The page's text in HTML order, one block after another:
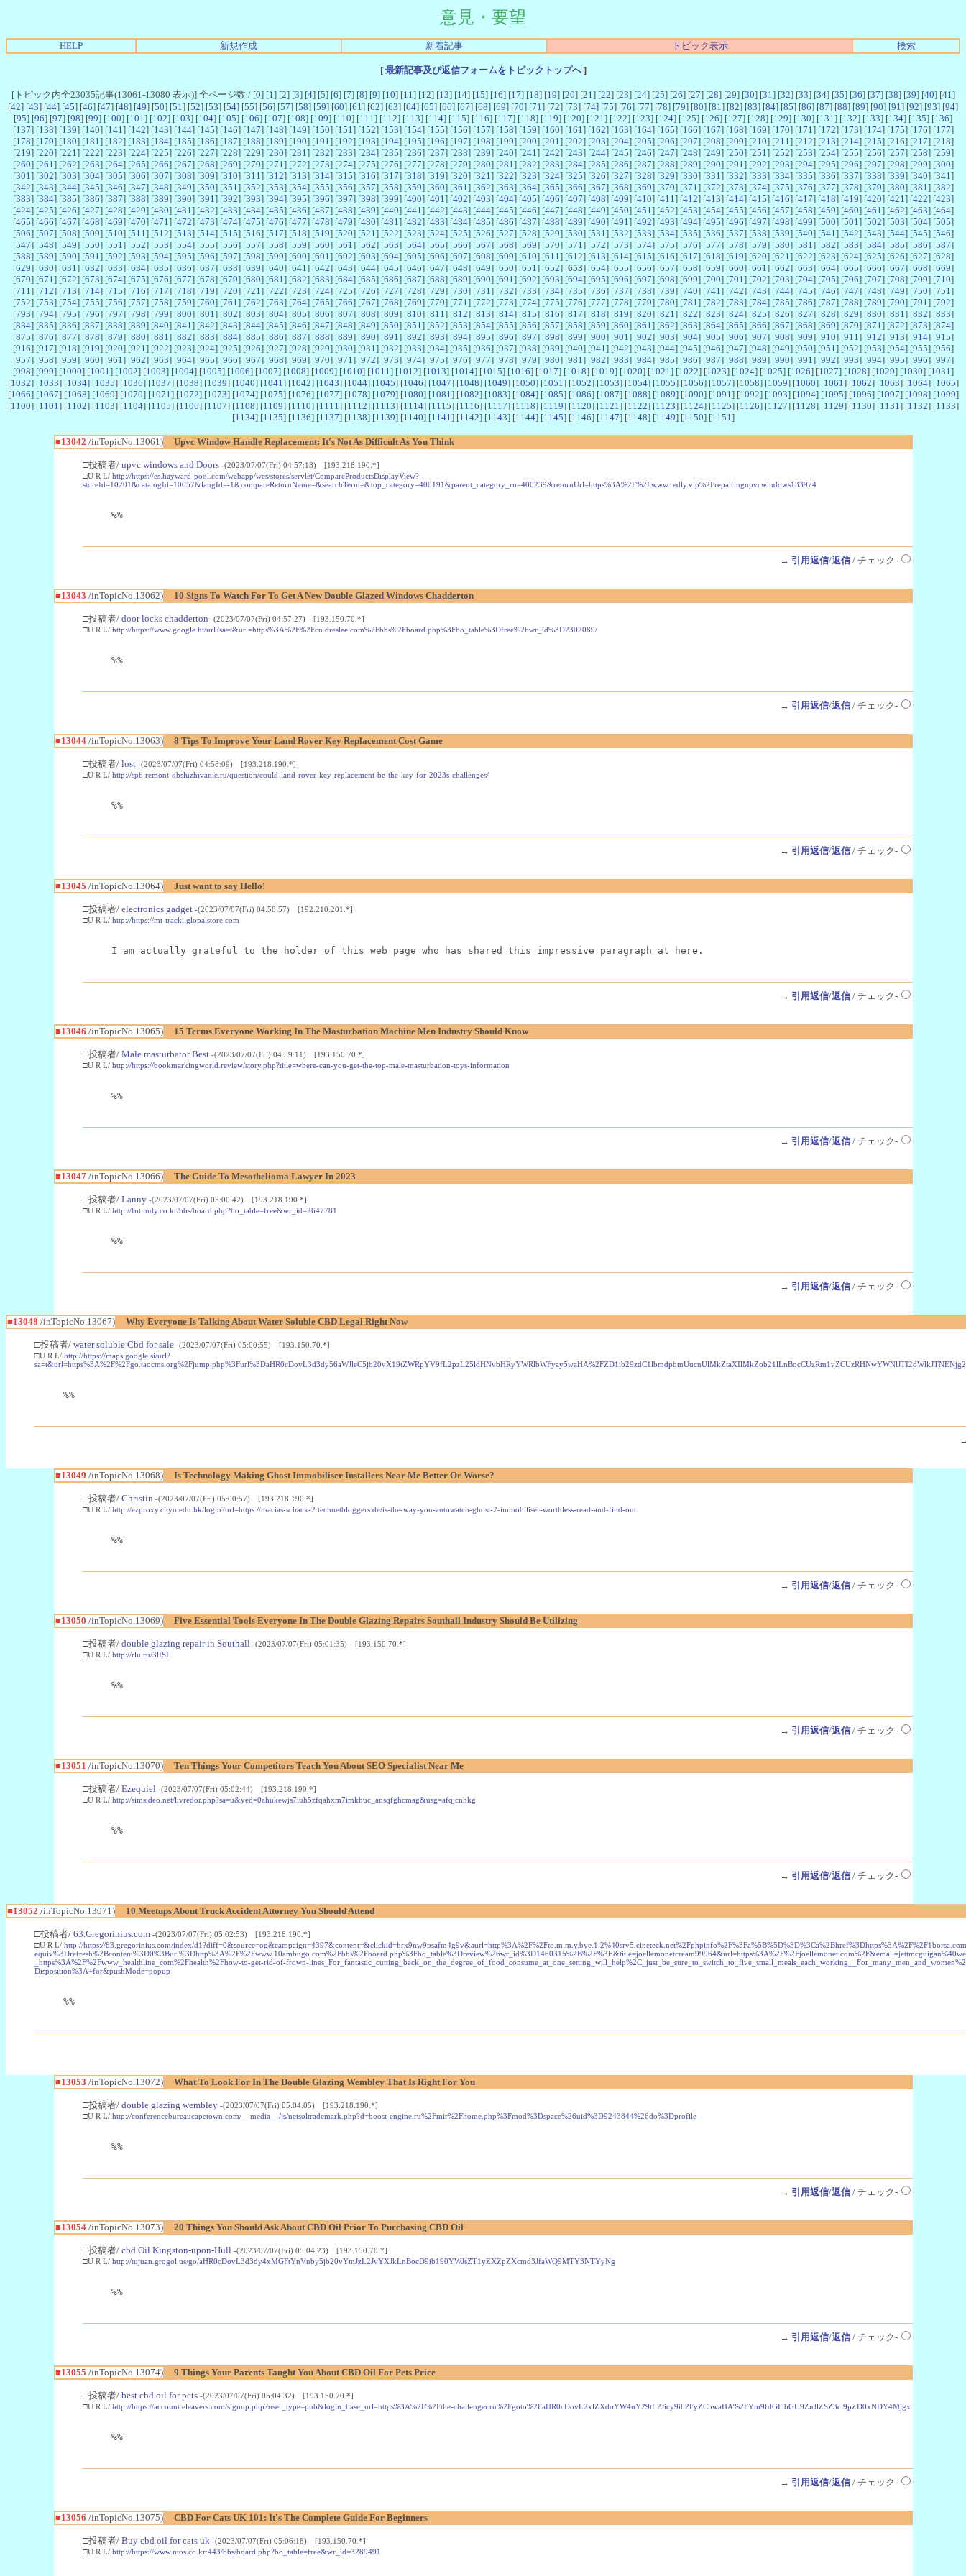
意見・要望
HELP 新規作成 新着記事 トピック表示 検索
[最新記事及び返信フォームをトピックトップへ]
[トピック内全23035記事(13061-13080 表示)] 全ページ数 / [0] [1 ] [2] [3] [4] [5] [6] [7] [8] [9] [10] [11 ] [12] [13] [14] [15] [16] [17] [18] [19] [20] [21 ] [22] [23] [24] [25] [26] [27] [28] [29] [30] [31 ] [32] [33] [34] [35] [36] [37] [38] [39] [40] [41 ]
[42] [43] [44] [45] [46] [47] [48] [49] [50] [51 ] [52] [53] [54] [55] [56] [57] [58] [59] [60] [61 ] [62] [63] [64] [65] [66] [67] [68] [69] [70] [71 ] [72] [73] [74] [75] [76] [77] [78] [79] [80] [81 ] [82] [83] [84] [85] [86] [87] [88] [89] [90] [91 ] [92] [93] [94]
[95] [96] [97] [98] [99] [100] [101 ] [102] [103] [104] [105] [106] [107] [108] [109] [110] [111 ] [112] [113] [114] [115] [116] [117] [118] [119] [120] [121 ] [122] [123] [124] [125] [126] [127] [128] [129] [130] [131 ] [132] [133] [134] [135] [136]
[137] [138] [139] [140] [141 ] [142] [143] [144] [145] [146] [147] [148] [149] [150] [151 ] [152] [153] [154] [155] [156] [157] [158] [159] [160] [161 ] [162] [163] [164] [165] [166] [167] [168] [169] [170] [171 ] [172] [173] [174] [175] [176] [177]
[178] [179] [180] [181 ] [182] [183] [184] [185] [186] [187] [188] [189] [190] [191 ] [192] [193] [194] [195] [196] [197] [198] [199] [200] [201 ] [202] [203] [204] [205] [206] [207] [208] [209] [210] [211 ] [212] [213] [214] [215] [216] [217] [218]
[219] [220] [221 ] [222] [223] [224] [225] [226] [227] [228] [229] [230] [231 ] [232] [233] [234] [235] [236] [237] [238] [239] [240] [241 ] [242] [243] [244] [245] [246] [247] [248] [249] [250] [251 ] [252] [253] [254] [255] [256] [257] [258] [259]
[260] [261 ] [262] [263] [264] [265] [266] [267] [268] [269] [270] [271 ] [272] [273] [274] [275] [276] [277] [278] [279] [280] [281 ] [282] [283] [284] [285] [286] [287] [288] [289] [290] [291 ] [292] [293] [294] [295] [296] [297] [298] [299] [300]
[301 ] [302] [303] [304] [305] [306] [307] [308] [309] [310] [311 ] [312] [313] [314] [315] [316] [317] [318] [319] [320] [321 ] [322] [323] [324] [325] [326] [327] [328] [329] [330] [331 ] [332] [333] [334] [335] [336] [337] [338] [339] [340] [341 ]
[342] [343] [344] [345] [346] [347] [348] [349] [350] [351 ] [352] [353] [354] [355] [356] [357] [358] [359] [360] [361 ] [362] [363] [364] [365] [366] [367] [368] [369] [370] [371 ] [372] [373] [374] [375] [376] [377] [378] [379] [380] [381 ] [382]
[383] [384] [385] [386] [387] [388] [389] [390] [391 ] [392] [393] [394] [395] [396] [397] [398] [399] [400] [401 ] [402] [403] [404] [405] [406] [407] [408] [409] [410] [411 ] [412] [413] [414] [415] [416] [417] [418] [419] [420] [421 ] [422] [423]
[424] [425] [426] [427] [428] [429] [430] [431 ] [432] [433] [434] [435] [436] [437] [438] [439] [440] [441 ] [442] [443] [444] [445] [446] [447] [448] [449] [450] [451 ] [452] [453] [454] [455] [456] [457] [458] [459] [460] [461 ] [462] [463] [464]
[465] [466] [467] [468] [469] [470] [471 ] [472] [473] [474] [475] [476] [477] [478] [479] [480] [481 ] [482] [483] [484] [485] [486] [487] [488] [489] [490] [491 ] [492] [493] [494] [495] [496] [497] [498] [499] [500] [501 ] [502] [503] [504] [505]
[506] [507] [508] [509] [510] [511 ] [512] [513] [514] [515] [516] [517] [518] [519] [520] [521 ] [522] [523] [524] [525] [526] [527] [528] [529] [530] [531 ] [532] [533] [534] [535] [536] [537] [538] [539] [540] [541 ] [542] [543] [544] [545] [546]
[547] [548] [549] [550] [551 ] [552] [553] [554] [555] [556] [557] [558] [559] [560] [561 ] [562] [563] [564] [565] [566] [567] [568] [569] [570] [571 ] [572] [573] [574] [575] [576] [577] [578] [579] [580] [581 ] [582] [583] [584] [585] [586] [587]
[588] [589] [590] [591 ] [592] [593] [594] [595] [596] [597] [598] [599] [600] [601 ] [602] [603] [604] [605] [606] [607] [608] [609] [610] [611 ] [612] [613] [614] [615] [616] [617] [618] [619] [620] [621 ] [622] [623] [624] [625] [626] [627] [628]
[629] [630] [631 ] [632] [633] [634] [635] [636] [637] [638] [639] [640] [641 ] [642] [643] [644] [645] [646] [647] [648] [649] [650] [651 ] [652] [653] [654] [655] [656] [657] [658] [659] [660] [661 ] [662] [663] [664] [665] [666] [667] [668] [669]
[670] [671 ] [672] [673] [674] [675] [676] [677] [678] [679] [680] [681 ] [682] [683] [684] [685] [686] [687] [688] [689] [690] [691 ] [692] [693] [694] [695] [696] [697] [698] [699] [700] [701 ] [702] [703] [704] [705] [706] [707] [708] [709] [710]
[711 ] [712] [713] [714] [715] [716] [717] [718] [719] [720] [721 ] [722] [723] [724] [725] [726] [727] [728] [729] [730] [731 ] [732] [733] [734] [735] [736] [737] [738] [739] [740] [741 ] [742] [743] [744] [745] [746] [747] [748] [749] [750] [751 ]
[752] [753] [754] [755] [756] [757] [758] [759] [760] [761 ] [762] [763] [764] [765] [766] [767] [768] [769] [770] [771 ] [772] [773] [774] [775] [776] [777] [778] [779] [780] [781 ] [782] [783] [784] [785] [786] [787] [788] [789] [790] [791 ] [792]
[793] [794] [795] [796] [797] [798] [799] [800] [801 ] [802] [803] [804] [805] [806] [807] [808] [809] [810] [811 ] [812] [813] [814] [815] [816] [817] [818] [819] [820] [821 ] [822] [823] [824] [825] [826] [827] [828] [829] [830] [831 ] [832] [833]
[834] [835] [836] [837] [838] [839] [840] [841 ] [842] [843] [844] [845] [846] [847] [848] [849] [850] [851 ] [852] [853] [854] [855] [856] [857] [858] [859] [860] [861 ] [862] [863] [864] [865] [866] [867] [868] [869] [870] [871 ] [872] [873] [874]
[875] [876] [877] [878] [879] [880] [881 ] [882] [883] [884] [885] [886] [887] [888] [889] [890] [891 ] [892] [893] [894] [895] [896] [897] [898] [899] [900] [901 ] [902] [903] [904] [905] [906] [907] [908] [909] [910] [911 ] [912] [913] [914] [915]
[916] [917] [918] [919] [920] [921 ] [922] [923] [924] [925] [926] [927] [928] [929] [930] [931 ] [932] [933] [934] [935] [936] [937] [938] [939] [940] [941 ] [942] [943] [944] [945] [946] [947] [948] [949] [950] [951 ] [952] [953] [954] [955] [956]
[957] [958] [959] [960] [961 ] [962] [963] [964] [965] [966] [967] [968] [969] [970] [971 ] [972] [973] [974] [975] [976] [977] [978] [979] [980] [981 ] [982] [983] [984] [985] [986] [987] [988] [989] [990] [991 ] [992] [993] [994] [995] [996] [997]
[998] [999] [1000] [1001 ] [1002] [1003] [1004] [1005] [1006] [1007] [1008] [1009] [1010] [1011 ] [1012] [1013] [1014] [1015] [1016] [1017] [1018] [1019] [1020] [1021 ] [1022] [1023] [1024] [1025] [1026] [1027] [1028] [1029] [1030] [1031 ]
[1032] [1033] [1034] [1035] [1036] [1037] [1038] [1039] [1040] [1041 ] [1042] [1043] [1044] [1045] [1046] [1047] [1048] [1049] [1050] [1051 ] [1052] [1053] [1054] [1055] [1056] [1057] [1058] [1059] [1060] [1061 ] [1062] [1063] [1064] [1065]
[1066] [1067] [1068] [1069] [1070] [1071 ] [1072] [1073] [1074] [1075] [1076] [1077] [1078] [1079] [1080] [1081 ] [1082] [1083] [1084] [1085] [1086] [1087] [1088] [1089] [1090] [1091 ] [1092] [1093] [1094] [1095] [1096] [1097] [1098] [1099]
[1100] [1101 ] [1102] [1103] [1104] [1105] [1106] [1107] [1108] [1109] [1110] [1111 ] [1112] [1113] [1114] [1115] [1116] [1117] [1118] [1119] [1120] [1121 ] [1122] [1123] [1124] [1125] [1126] [1127] [1128] [1129] [1130] [1131 ] [1132] [1133]
[1134] [1135] [1136] [1137] [1138] [1139] [1140] [1141 ] [1142] [1143] [1144] [1145] [1146] [1147] [1148] [1149] [1150] [1151 ]
■13042 /inTopicNo.13061) Upvc Window Handle Replacement: It's Not As Difficult As You Think
□投稿者/ upvc windows and Doors -(2023/07/07(Fri) 04:57:18) [193.218.190.*]
□U R L/ http://https://es.hayward-pool.com/webapp/wcs/stores/servlet/CompareProductsDisplayView?
storeId=10201&catalogId=10057&langId=-1&compareReturnName=&searchTerm=&top_category=400191&parent_category_rn=400239&returnUrl=https%3A%2F%2Fwww.redly.vip%2Frepairingupvcwindows133974
%%
→ 引用返信/返信/ チェック-
■13043 /inTopicNo.13062) 10 Signs To Watch For To Get A New Double Glazed Windows Chadderton
□投稿者/ door locks chadderton -(2023/07/07(Fri) 04:57:27) [193.150.70.*]
□U R L/ http://https://www.google.ht/url?sa=t&url=https%3A%2F%2Fcn.dreslee.com%2Fbbs%2Fboard.php%3Fbo_table%3Dfree%26wr_id%3D2302089/
%%
→ 引用返信/返信/ チェック-
■13044/inTopicNo.13063) 8 Tips To Improve Your Land Rover Key Replacement Cost Game
□投稿者/ lost -(2023/07/07(Fri) 04:58:09) [193.218.190.*]
□U R L/ http://spb.remont-obsluzhivanie.ru/question/could-land-rover-key-replacement-be-the-key-for-2023s-challenges/
%%
→ 引用返信/返信/ チェック-
■13045 /inTopicNo.13064) Just want to say Hello!
□投稿者/ electronics gadget -(2023/07/07(Fri) 04:58:57) [192.210.201.*]
□U R L/ http://https://mt-tracki.glopalstore.com
I am actually grateful to the holder of this web page who has shared this impressive paragraph at here.
→ 引用返信/返信/ チェック-
■13046 /inTopicNo.13065) 15 Terms Everyone Working In The Masturbation Machine Men Industry Should Know
□投稿者/ Male masturbator Best -(2023/07/07(Fri) 04:59:11) [193.150.70.*]
□U R L/ http://https://bookmarkingworld.review/story.php?title=where-can-you-get-the-top-male-masturbation-toys-information
%%
→ 引用返信/返信/ チェック-
■13047/inTopicNo.13066) The Guide To Mesothelioma Lawyer In 2023
□投稿者/ Lanny -(2023/07/07(Fri) 05:00:42) [193.218.190.*]
□U R L/ http://fnt.mdy.co.kr/bbs/board.php?bo_table=free&wr_id=2647781
%%
→ 引用返信/返信/ チェック-
■13048 /inTopicNo.13067) Why Everyone Is Talking About Water Soluble CBD Legal Right Now
□投稿者/ water soluble Cbd for sale -(2023/07/07(Fri) 05:00:55) [193.150.70.*]
□U R L/ http://https://maps.google.si/url?
%%
■13049 /inTopicNo.13068) Is Technology Making Ghost Immobiliser Installers Near Me Better Or Worse?
□投稿者/ Christin -(2023/07/07(Fri) 05:00:57) [193.218.190.*]
□U R L/ http://ezproxy.cityu.edu.hk/login?url=https://macias-schack-2.technetbloggers.de/is-the-way-you-autowatch-ghost-2-immobiliser-worthless-read-and-find-out
%%
→ 引用返信/返信/ チェック-
■13050 /inTopicNo.13069) Five Essential Tools Everyone In The Double Glazing Repairs Southall Industry Should Be Utilizing
□投稿者/ double glazing repair in Southall -(2023/07/07(Fri) 05:01:35) [193.150.70.*]
□U R L/ http://rlu.ru/3lISI
%%
→ 引用返信/返信/ チェック-
■13051 /inTopicNo.13070) Ten Things Your Competitors Teach You About SEO Specialist Near Me
□投稿者/ Ezequiel -(2023/07/07(Fri) 05:02:44) [193.218.190.*]
□U R L/ http://simsideo.net/livredor.php?sa=u&ved=0ahukewjs7iuh5zfqahxm7imkhuc_ansqfghcmag&usg=afqjcnhkg
%%
→ 引用返信/返信/ チェック-
■13052 /inTopicNo.13071) 10 Meetups About Truck Accident Attorney You Should Attend
□投稿者/ 63.Gregorinius.com -(2023/07/07(Fri) 05:02:53) [193.218.190.*]
□U R L/ http://https://63.gregorinius.com/index/
_https%3A%2F%2Fwww_healthline_com%2Fhealth%2Fhow-to-get-rid-of-frown-
Disposition%3A+for&pushMode=popup
%%
■13053 /inTopicNo.13072) What To Look For In The Double Glazing Wembley That Is Right For You
□投稿者/ double glazing wembley -(2023/07/07(Fri) 05:04:05) [193.218.190.*]
□U R L/ http://conferencebureaucapetown.com/__media__/js/netsoltrademark.php?d=boost-engine.ru%2Fmir%2Fhome.php%3Fmod%3Dspace%26uid%3D9243844%26do%3Dprofile
%%
→ 引用返信/返信/ チェック-
■13054/inTopicNo.13073) 20 Things You Should Ask About CBD Oil Prior To Purchasing CBD Oil
□投稿者/ cbd Oil Kingston-upon-Hull -(2023/07/07(Fri) 05:04:23) [193.150.70.*]
□U R L/ http://tujuan.grogol.us/go/aHR0cDovL3d3dy4xMGFtYnVnby5jb20vYmJzL2JvYXJkLnBocD9ib190YWJsZT1yZXZpZXcmd3JfaWQ9MTY3NTYyNg
%%
→ 引用返信/返信/ チェック-
■13055 /inTopicNo.13074) 9 Things Your Parents Taught You About CBD Oil For Pets Price
□投稿者/ best cbd oil for pets -(2023/07/07(Fri) 05:04:32) [193.150.70.*]
□U R L/ http://https://account.eleavers.com/signup.php?user_type=pub&login_base_url=https%3A%2F%2Fthe-challenger.ru%2Fgoto%2FaHR0cDovL2xlZXdoYW4uY29tL2Jicy9ib2FyZC5waHA%2FYm9fdGFibGU9ZnJlZSZ3cl9pZD0xNDY4Mjgx
%%
→ 引用返信/返信/ チェック-
■13056 /inTopicNo.13075) CBD For Cats UK 101: It's The Complete Guide For Beginners
□投稿者/ Buy cbd oil for cats uk -(2023/07/07(Fri) 05:06:18) [193.150.70.*]
□U R L/ http://https://www.ntos.co.kr:443/bbs/board.php?bo_table=free&wr_id=3289491